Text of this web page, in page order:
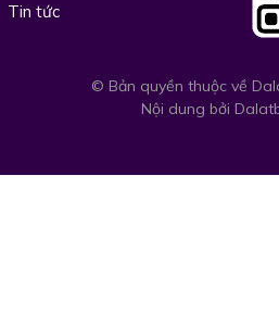
Tin tức
© Bản quyền thuộc về
Nội dung bởi